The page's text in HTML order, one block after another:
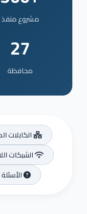
مشروع منفذ
27
محافظة
الكابلات
الشبكات